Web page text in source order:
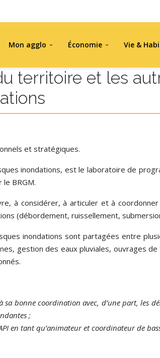
Mon agglo Économie Vie &
de la mise en
territoire et les
et stratégiques.
inondations, est le laboratoire de
BRGM.
à considérer, à articuler et à
(débordement, ruissellement,
inondations sont partagées entre
gestion des eaux pluviales, ouvrages
bonne coordination avec, d’une part, les
;
en tant qu’animateur et coordinateur de